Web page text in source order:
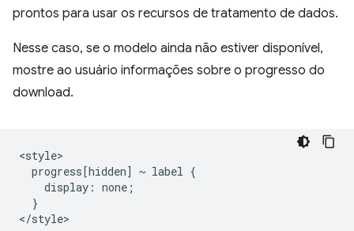
prontos para usar os recursos de tratamento de dados.
Nesse caso, se o modelo ainda não estiver disponível,
mostre ao usuário informações sobre o progresso do
download.
<style>
  progress[hidden] ~ label {
    display: none;
  }
</style>